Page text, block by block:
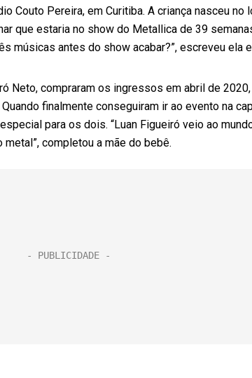
Couto Pereira, em Curitiba. A criança nasceu no
que estaria no show do Metallica de 39
músicas antes do show acabar?”, escreveu ela
Neto, compraram os ingressos em abril de
finalmente conseguiram ir ao evento na
para os dois. “Luan Figueiró veio ao
completou a mãe do bebê.